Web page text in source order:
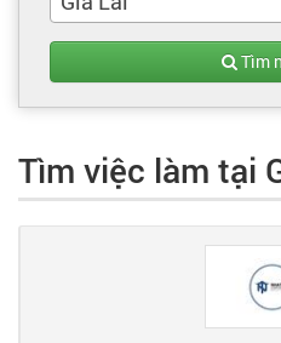
Tạo hồ sơ
Cẩm nang việc làm
Bạn cần tuyển người
Tìm
Tìm việc làm tại